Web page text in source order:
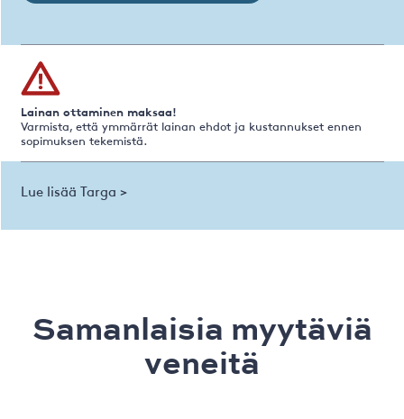
Lainan ottaminen maksaa!
Varmista, että ymmärrät lainan ehdot ja kustannukset ennen
sopimuksen tekemistä.
Lue lisää Targa >
Samanlaisia ​​myytäviä
veneitä